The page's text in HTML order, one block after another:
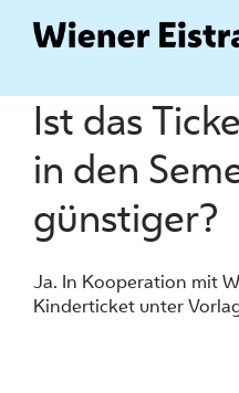
Inhalt
Ist das
in den
günstiger?
Ja. In Kooperation mit
Kinderticket unter